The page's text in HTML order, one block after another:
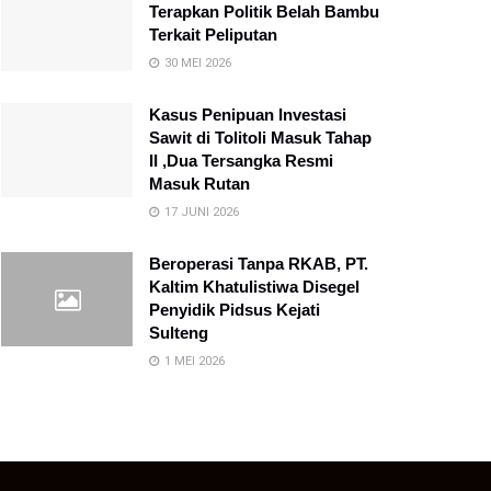
Terapkan Politik Belah Bambu
Terkait Peliputan
30 MEI 2026
Kasus Penipuan Investasi
Sawit di Tolitoli Masuk Tahap
II ,Dua Tersangka Resmi
Masuk Rutan
17 JUNI 2026
Beroperasi Tanpa RKAB, PT.
Kaltim Khatulistiwa Disegel
Penyidik Pidsus Kejati
Sulteng
1 MEI 2026